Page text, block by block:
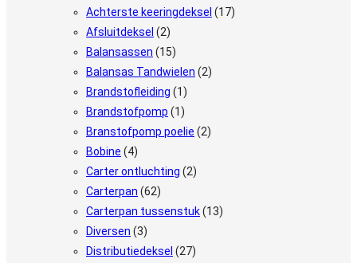
Achterste keeringdeksel (17)
Afsluitdeksel (2)
Balansassen (15)
Balansas Tandwielen (2)
Brandstofleiding (1)
Brandstofpomp (1)
Branstofpomp poelie (2)
Bobine (4)
Carter ontluchting (2)
Carterpan (62)
Carterpan tussenstuk(13)
Diversen (3)
Distributiedeksel (27)